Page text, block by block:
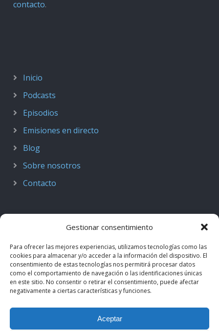
Gestionar consentimiento
Para ofrecer las mejores experiencias, utilizamos tecnologías como las
cookies para almacenar y/o acceder a la información del dispositivo. El
consentimiento de estas tecnologías nos permitirá procesar datos
como el comportamiento de navegación o las identificaciones únicas
en este sitio. No consentir o retirar el consentimiento, puede afectar
negativamente a ciertas características y funciones.
Aceptar
contacto.
Inicio
Podcasts
Episodios
Emisiones en directo
Blog
Sobre nosotros
Contacto
Podcast de Medicina · by casiMedicos
Radio casiMedicos